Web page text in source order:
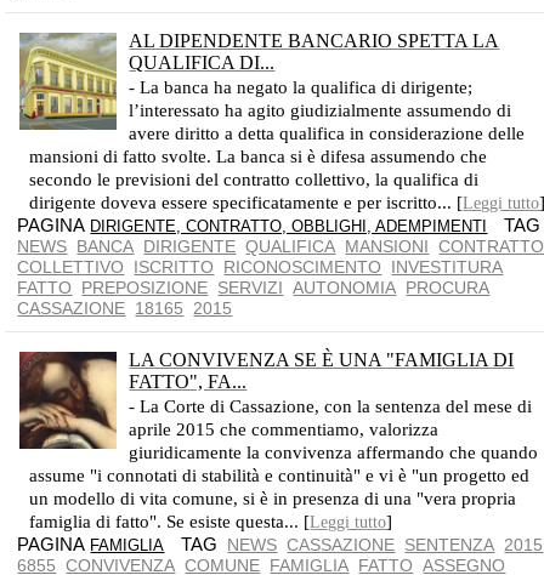
AL DIPENDENTE BANCARIO SPETTA LA
QUALIFICA DI...
- La banca ha negato la qualifica di dirigente;
l’interessato ha agito giudizialmente assumendo di
avere diritto a detta qualifica in considerazione delle
mansioni di fatto svolte. La banca si è difesa assumendo che
secondo le previsioni del contratto collettivo, la qualifica di
dirigente doveva essere specificatamente e per iscritto... [Leggi tutto
PAGINA DIRIGENTE, CONTRATTO, OBBLIGHI, ADEMPIMENTI
NEWS BANCA DIRIGENTE QUALIFICA MANSIONI CONTRATTO
COLLETTIVO
ISCRITTO RICONOSCIMENTO
INVESTITURA
FATTO
PREPOSIZIONE SERVIZI AUTONOMIA PROCURA
CASSAZIONE 18165 2015
LA CONVIVENZA SE È UNA "FAMIGLIA DI
FATTO", FA...
- La Corte di Cassazione, con la sentenza del mese di
aprile 2015 che commentiamo, valorizza
giuridicamente la convivenza affermando che quando
assume "i connotati di stabilità e continuità" e vi è "un progetto ed
un modello di vita comune, si è in presenza di una "vera propria
famiglia di fatto". Se esiste questa... [Leggi tutto]
PAGINA FAMIGLIA TAG NEWS CASSAZIONE SENTENZA 2015
6855 CONVIVENZA COMUNE FAMIGLIA FATTO ASSEGNO